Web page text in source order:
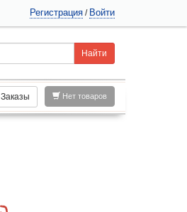
Регистрация / Войти
Нет товаров
Заказы